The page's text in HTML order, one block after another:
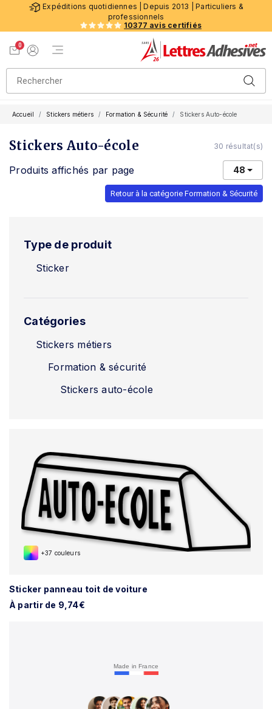
Expéditions quotidiennes | Depuis 2013 | Particuliers &
professionnels
10377 avis certifiés
0
Menu de navigation
Accueil Stickers métiers Formation & Sécurité Stickers Auto-école
Stickers Auto-école 30 résultat(s)
Produits affichés par page 48
Retour à la catégorie Formation & Sécurité
Type de produit
Sticker
Catégories
Stickers métiers
Formation & sécurité
Stickers auto-école
+37 couleurs
Sticker panneau toit de voiture
À partir de 9,74€
Made in France